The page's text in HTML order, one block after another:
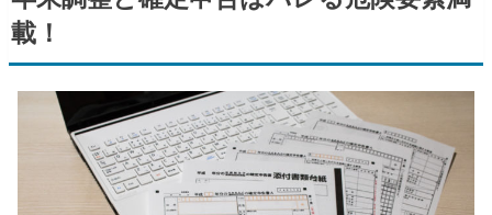
載！